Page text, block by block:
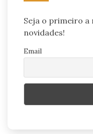
Seja o primeiro a
novidades!
Email